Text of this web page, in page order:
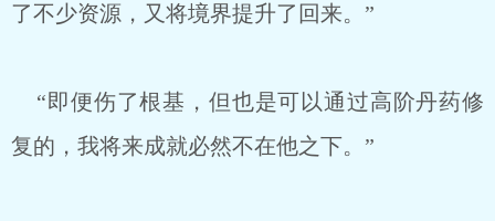
了不少资源，又将境界提升了回来。”
“即便伤了根基，但也是可以通过高阶丹药修
复的，我将来成就必然不在他之下。”